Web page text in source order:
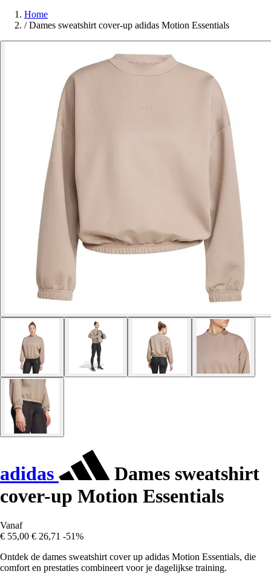
Home
/ Dames sweatshirt cover-up adidas Motion Essentials
adidas
Dames sweatshirt
cover-up Motion Essentials
Vanaf
€ 55,00 € 26,71 -51%
Ontdek de dames sweatshirt cover up adidas Motion Essentials, die
comfort en prestaties combineert voor je dagelijkse training.